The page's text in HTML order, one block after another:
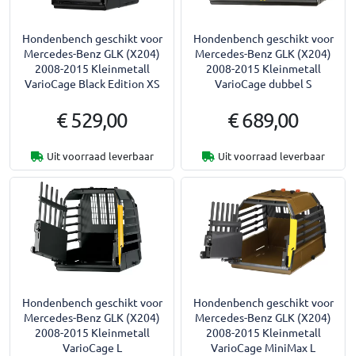
Hondenbench geschikt voor
Mercedes-Benz GLK (X204)
2008-2015 Kleinmetall
VarioCage Black Edition XS
€ 529,00
Uit voorraad leverbaar
Hondenbench geschikt voor
Mercedes-Benz GLK (X204)
2008-2015 Kleinmetall
VarioCage dubbel S
€ 689,00
Uit voorraad leverbaar
Hondenbench geschikt voor
Mercedes-Benz GLK (X204)
2008-2015 Kleinmetall
VarioCage L
Hondenbench geschikt voor
Mercedes-Benz GLK (X204)
2008-2015 Kleinmetall
VarioCage MiniMax L